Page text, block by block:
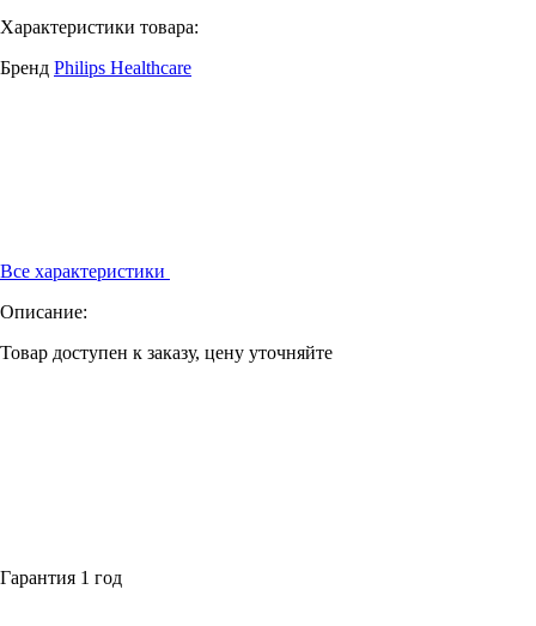
Характеристики товара:
Бренд Philips Healthcare
Все характеристики
Описание:
Товар доступен к заказу, цену уточняйте
Гарантия 1 год